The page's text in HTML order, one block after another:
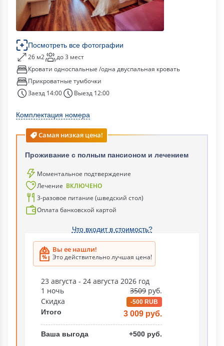
Посмотреть все фотографии
26 м2
до 3 мест
Кровати односпальные /одна двуспальная кровать
Прикроватные тумбочки
Заезд 14:00
Выезд 12:00
Комплектация номера
Самая низкая цена!
Проживание с полным пансионом и лечением
Моментальное подтверждение
Лечение ВКЛЮЧЕНО
3-разовое питание (шведский стол)
Оплата банковской картой
Что входит в стоимость?
Вы ее нашли!
Это действительно лучшая цена!
23 августа - 24 августа 2026 год
1 ночь
3509 руб.
Скидка
-500 RUB
Итого 3 009 руб.
Ваша выгода +500 руб.